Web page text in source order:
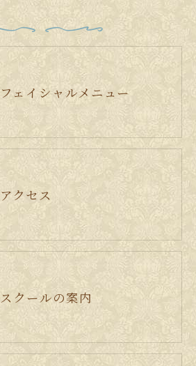
フェイシャルメニュー
アクセス
スクールの案内